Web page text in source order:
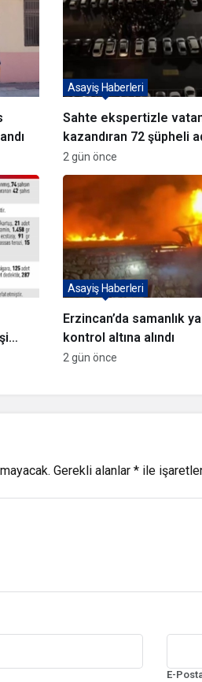
Sahte ekspertizle
kazandıran 72 şüpheli
sevk edildi
Asayiş Haberleri
2 gün önce
Erzincan’da samanlık
kontrol altına alındı
Asayiş Haberleri
2 gün önce
Gerekli alanlar * ile
E-